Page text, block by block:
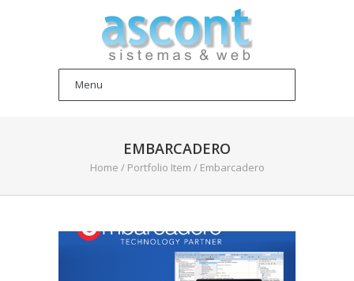
EMBARCADERO
Home / Portfolio Item / Embarcadero